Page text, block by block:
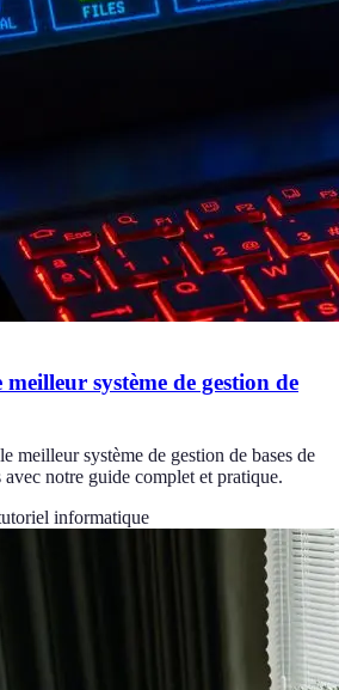
système de gestion de
meilleur système de gestion de bases de
notre guide complet et pratique.
informatique